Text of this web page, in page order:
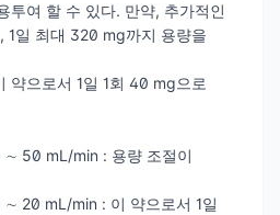
투여 할 수 있다. 만약, 추가적인
1일 최대 320 mg까지 용량을
약으로서 1일 1회 40 mg으로
∼ 50 mL/min : 용량 조절이
∼ 20 mL/min : 이 약으로서 1일